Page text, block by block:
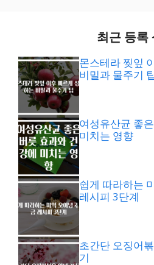
최근 등록
몬스테라 찢잎
비밀과 물주기
여성유산균 좋
미치는 영향
쉽게 따라하는
레시피 3단계
초간단 오징어
기